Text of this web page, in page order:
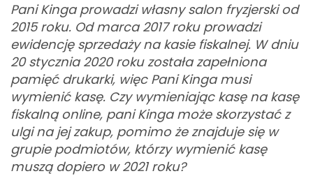
Pani Kinga prowadzi własny salon fryzjerski od
2015 roku. Od marca 2017 roku prowadzi
ewidencję sprzedaży na kasie fiskalnej. W dniu
20 stycznia 2020 roku została zapełniona
pamięć drukarki, więc Pani Kinga musi
wymienić kasę. Czy wymieniając kasę na kasę
fiskalną online, pani Kinga może skorzystać z
ulgi na jej zakup, pomimo że znajduje się w
grupie podmiotów, którzy wymienić kasę
muszą dopiero w 2021 roku?